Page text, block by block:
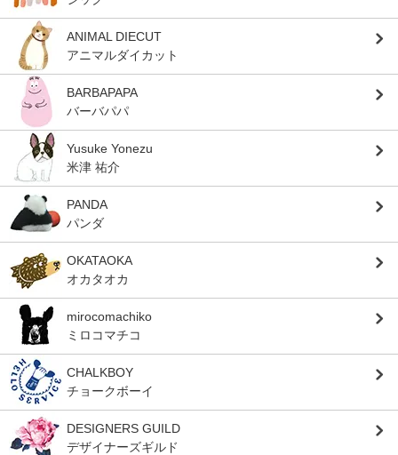
ANIMAL DIECUT
アニマルダイカット
BARBAPAPA
バーバパパ
Yusuke Yonezu
米津 祐介
PANDA
パンダ
OKATAOKA
オカタオカ
mirocomachiko
ミロコマチコ
CHALKBOY
チョークボーイ
DESIGNERS GUILD
デザイナーズギルド